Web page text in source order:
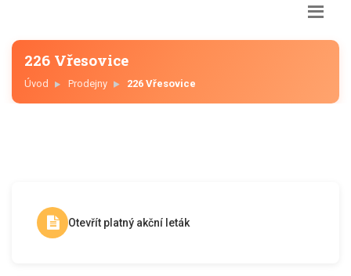
226 Vřesovice
Úvod Prodejny 226 Vřesovice
Otevřít platný akční leták